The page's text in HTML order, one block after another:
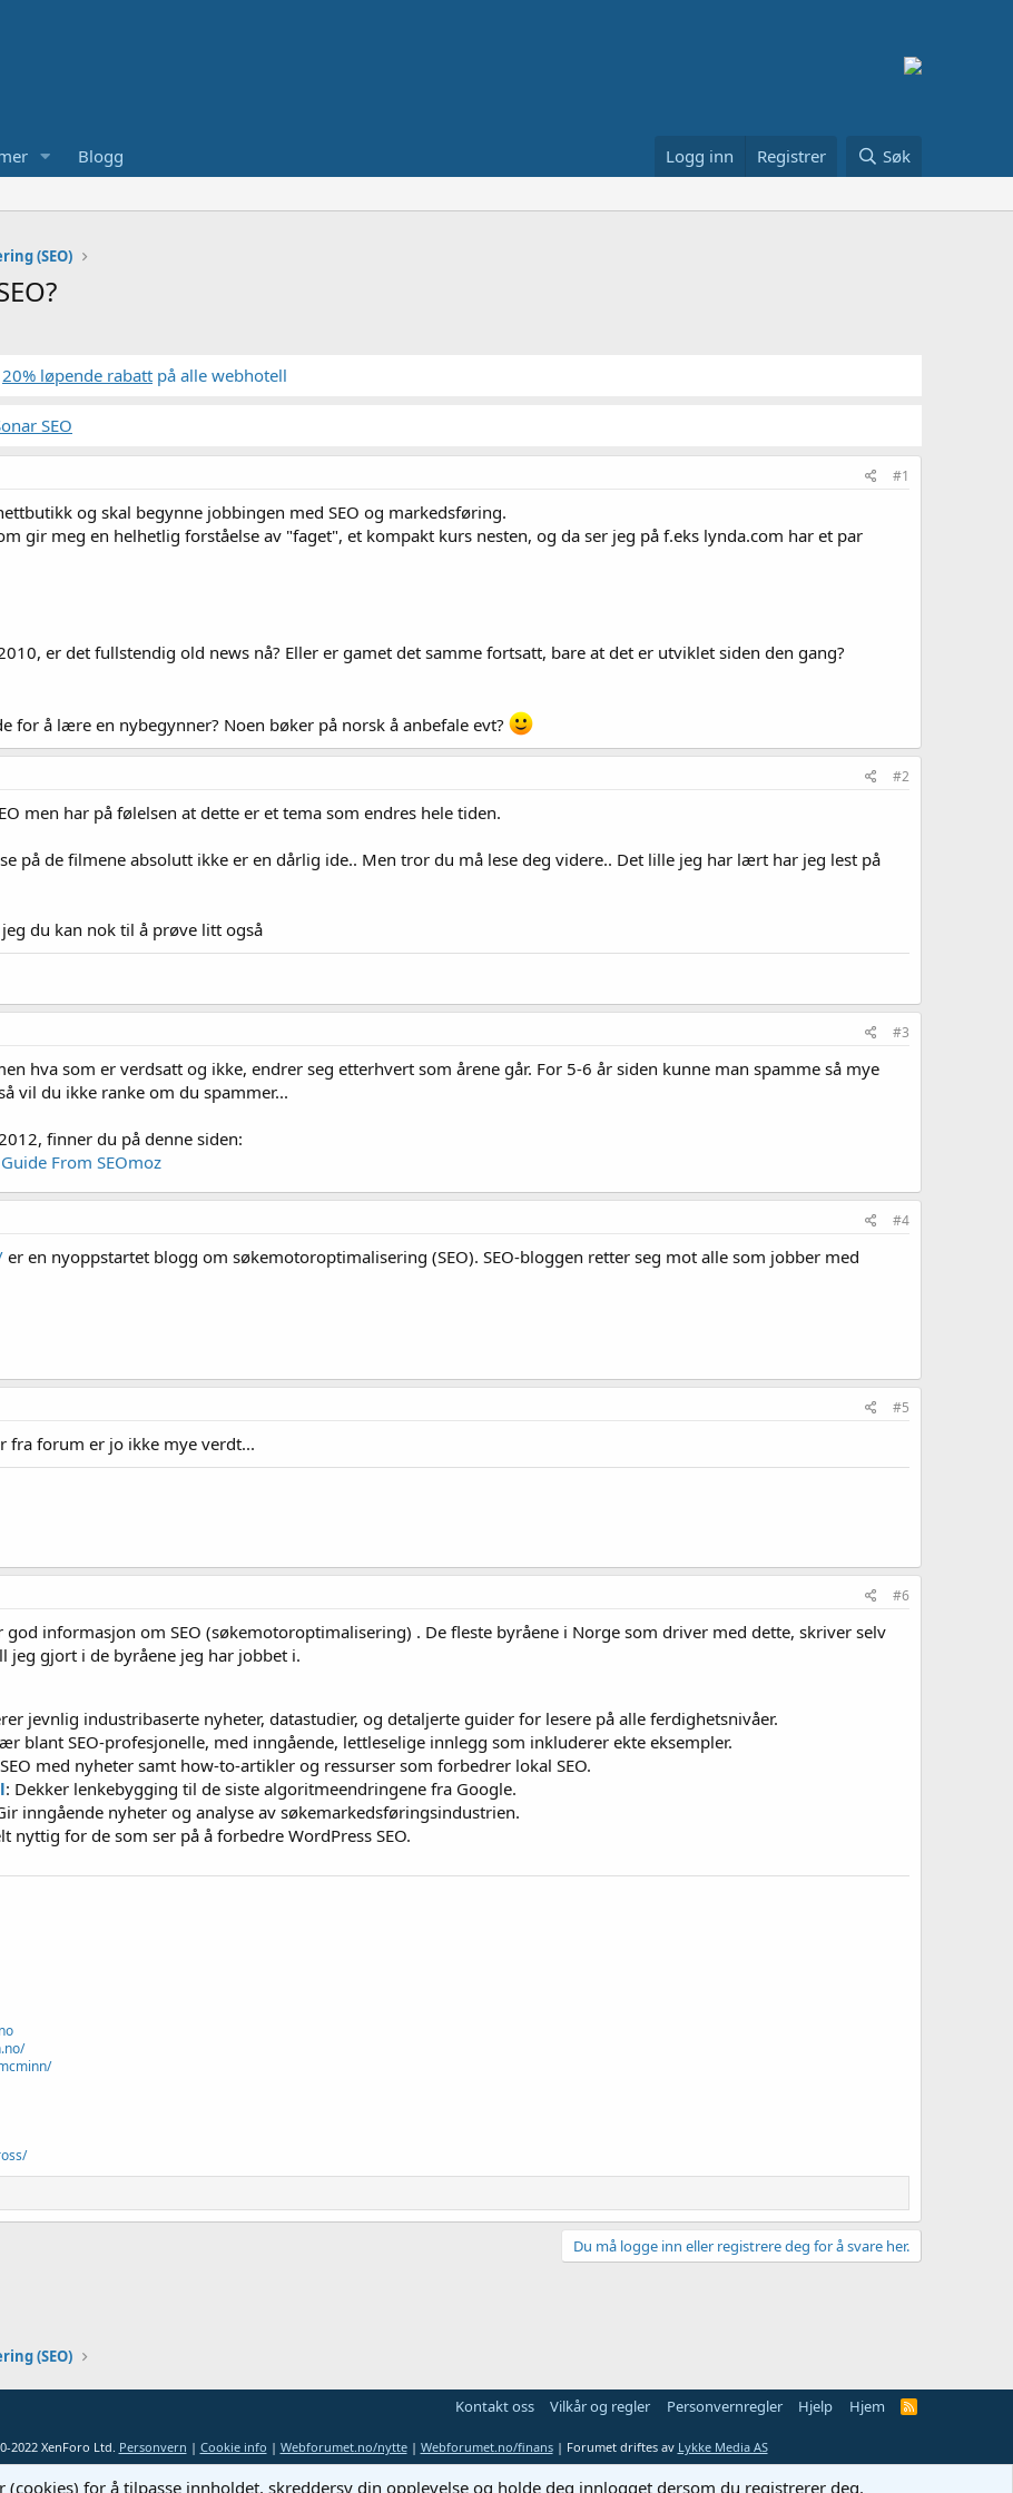
Blogg Logg inn Registrer Søk
(SEO)
20% løpende rabatt på alle webhotell
SEO
#1
og skal begynne jobbingen med SEO og markedsføring.
gir meg en helhetlig forståelse av "faget", et kompakt kurs nesten, og da ser jeg på f.eks lynda.com har et par
er det fullstendig old news nå? Eller er gamet det samme fortsatt, bare at det er utviklet siden den gang?
for å lære en nybegynner? Noen bøker på norsk å anbefale evt?
#2
men har på følelsen at dette er et tema som endres hele tiden.
på de filmene absolutt ikke er en dårlig ide.. Men tror du må lese deg videre.. Det lille jeg har lært har jeg lest på
du kan nok til å prøve litt også
#3
hva som er verdsatt og ikke, endrer seg etterhvert som årene går. For 5-6 år siden kunne man spamme så mye
vil du ikke ranke om du spammer...
finner du på denne siden:
From SEOmoz
#4
er en nyoppstartet blogg om søkemotoroptimalisering (SEO). SEO-bloggen retter seg mot alle som jobber med
#5
fra forum er jo ikke mye verdt...
#6
god informasjon om SEO (søkemotoroptimalisering) . De fleste byråene i Norge som driver med dette, skriver selv
jeg gjort i de byråene jeg har jobbet i.
jevnlig industribaserte nyheter, datastudier, og detaljerte guider for lesere på alle ferdighetsnivåer.
blant SEO-profesjonelle, med inngående, lettleselige innlegg som inkluderer ekte eksempler.
med nyheter samt how-to-artikler og ressurser som forbedrer lokal SEO.
: Dekker lenkebygging til de siste algoritmeendringene fra Google.
inngående nyheter og analyse av søkemarkedsføringsindustrien.
nyttig for de som ser på å forbedre WordPress SEO.
Du må logge inn eller registrere deg for å svare her.
(SEO)
Kontakt oss Vilkår og regler Personvernregler Hjelp Hjem
R
2022 XenForo Ltd. Personvern | Cookie info | Webforumet.no/nytte| Webforumet.no/finans| Forumet driftes av Lykke Media AS
for å tilpasse innholdet, skreddersy din opplevelse og holde deg innlogget dersom du registrerer deg.